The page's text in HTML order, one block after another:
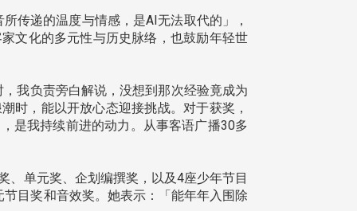
传递的温度与情感，是AI无法取代的」，
文化的多元性与历史脉络，也鼓励年轻世
我负责旁白解说，没想到那次经验竟成为
时，能以开放心态迎接挑战。对于获奖，
是我持续前进的动力。从事客语广播30多
单元奖、企划编撰奖，以及4座少年节目
目奖和音效奖。她表示：「能年年入围除